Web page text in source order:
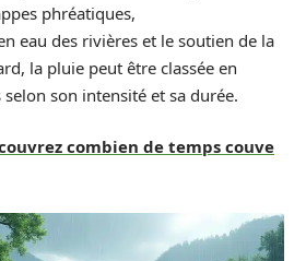
phréatiques,
eau des rivières et le soutien de la
la pluie peut être classée en
son intensité et sa durée.
combien de temps couve